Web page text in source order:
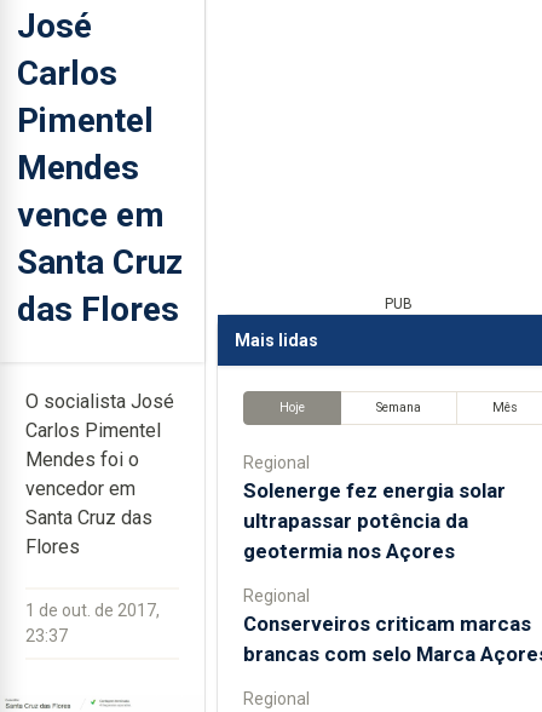
José
Carlos
Pimentel
Mendes
vence em
Santa Cruz
das Flores
O socialista José
Carlos Pimentel
Mendes foi o
vencedor em
Santa Cruz das
Flores
1 de out. de 2017,
23:37
PUB
Mais lidas
Hoje Semana Mês
Regional
Solenerge fez energia solar
ultrapassar potência da
geotermia nos Açores
Regional
Conserveiros criticam marcas
brancas com selo Marca
Regional